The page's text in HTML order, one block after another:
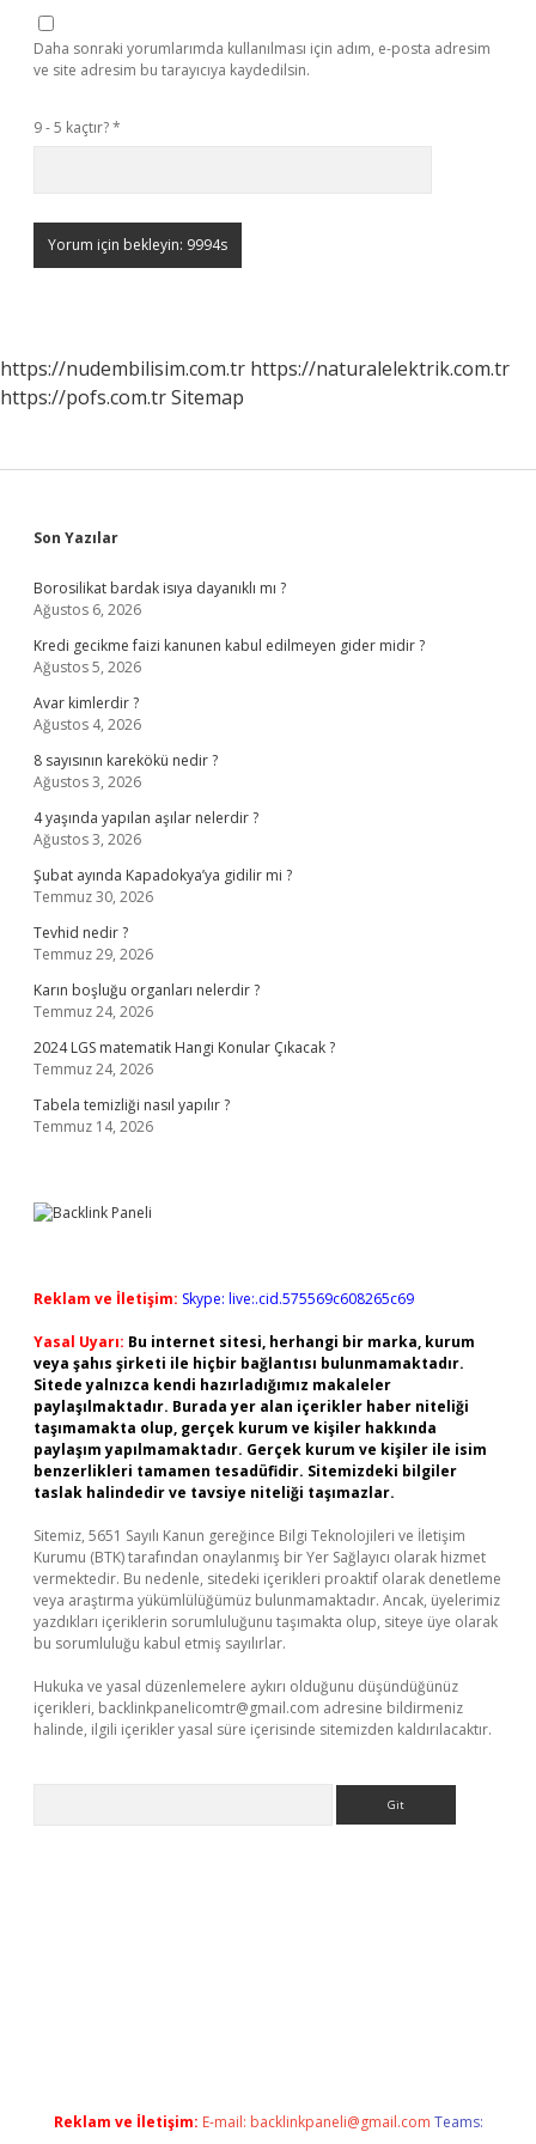
Daha sonraki yorumlarımda kullanılması için adım, e-posta adresim
ve site adresim bu tarayıcıya kaydedilsin.
9 - 5 kaçtır?*
https://nudembilisim.com.tr https://naturalelektrik.com.tr
https://pofs.com.trSitemap
Sidebar
Son Yazılar
Borosilikat bardak isıya dayanıklı mı ?
Ağustos 6, 2026
Kredi gecikme faizi kanunen kabul edilmeyen gider midir ?
Ağustos 5, 2026
Avar kimlerdir ?
Ağustos 4, 2026
8 sayısının karekökü nedir ?
Ağustos 3, 2026
4 yaşında yapılan aşılar nelerdir ?
Ağustos 3, 2026
Şubat ayında Kapadokya’ya gidilir mi ?
Temmuz 30, 2026
Tevhid nedir ?
Temmuz 29, 2026
Karın boşluğu organları nelerdir ?
Temmuz 24, 2026
2024 LGS matematik Hangi Konular Çıkacak ?
Temmuz 24, 2026
Tabela temizliği nasıl yapılır ?
Temmuz 14, 2026
Reklam ve İletişim: Skype: live:.cid.575569c608265c69
Yasal Uyarı: Bu internet sitesi, herhangi bir marka, kurum
veya şahıs şirketi ile hiçbir bağlantısı bulunmamaktadır.
Sitede yalnızca kendi hazırladığımız makaleler
paylaşılmaktadır. Burada yer alan içerikler haber niteliği
taşımamakta olup, gerçek kurum ve kişiler hakkında
paylaşım yapılmamaktadır. Gerçek kurum ve kişiler ile isim
benzerlikleri tamamen tesadüfidir. Sitemizdeki bilgiler
taslak halindedir ve tavsiye niteliği taşımazlar.
Sitemiz, 5651 Sayılı Kanun gereğince Bilgi Teknolojileri ve İletişim
Kurumu (BTK) tarafından onaylanmış bir Yer Sağlayıcı olarak hizmet
vermektedir. Bu nedenle, sitedeki içerikleri proaktif olarak denetleme
veya araştırma yükümlülüğümüz bulunmamaktadır. Ancak, üyelerimiz
yazdıkları içeriklerin sorumluluğunu taşımakta olup, siteye üye olarak
bu sorumluluğu kabul etmiş sayılırlar.
Hukuka ve yasal düzenlemelere aykırı olduğunu düşündüğünüz
içerikleri, backlinkpanelicomtr@gmail.com adresine bildirmeniz
halinde, ilgili içerikler yasal süre içerisinde sitemizden kaldırılacaktır.
Reklam ve İletişim: E-mail: backlinkpaneli@gmail.com Teams: